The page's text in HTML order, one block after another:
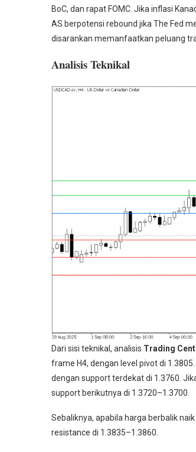
BoC, dan rapat FOMC. Jika inflasi
AS berpotensi rebound jika The Fed
disarankan memanfaatkan peluang
Analisis Teknikal
Dari sisi teknikal, analisis Trading
frame H4, dengan level pivot di
dengan support terdekat di 1.3760.
support berikutnya di 1.3720–1.3700.
Sebaliknya, apabila harga berbalik
resistance di 1.3835–1.3860.